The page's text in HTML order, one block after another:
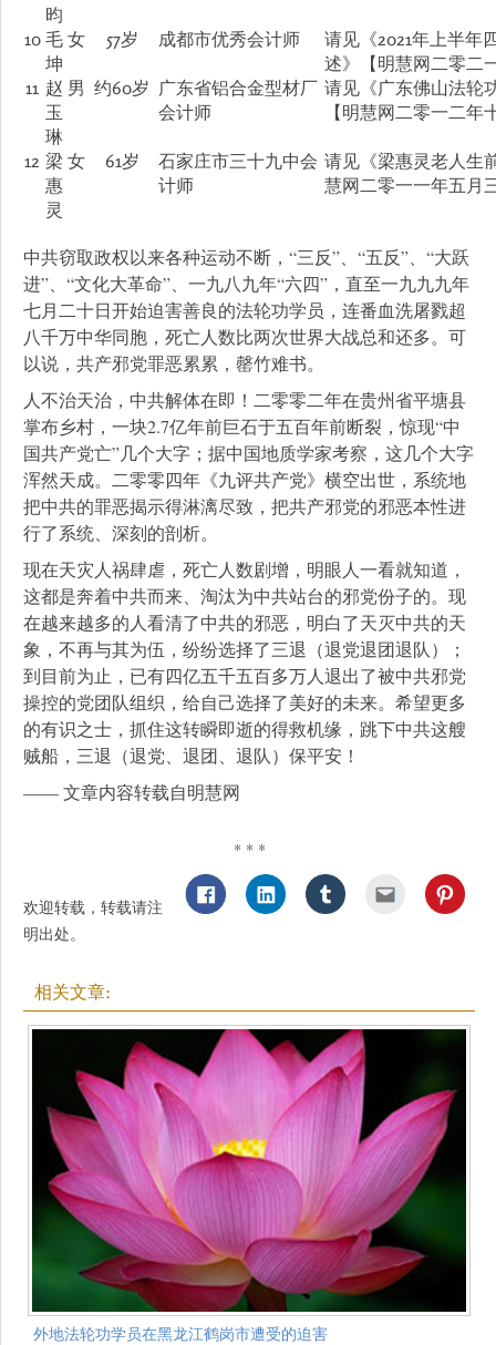
昀
10 毛
坤
女 57岁 成都市优秀会计师
请见《2021年上半年
述》【明慧网二零二
11 赵
玉
琳
男 约60岁 广东省铝合金型材厂
会计师
请见《广东佛山法轮
【明慧网二零一二年
12 梁
惠
灵
女 61岁
石家庄市三十九中会
计师
请见《梁惠灵老人生
慧网二零一一年五月
中共窃取政权以来各种运动不断，“三反”、“五反”、“大跃
进”、“文化大革命”、一九八九年“六四”，直至一九九九年
七月二十日开始迫害善良的法轮功学员，连番血洗屠戮超
八千万中华同胞，死亡人数比两次世界大战总和还多。可
以说，共产邪党罪恶累累，罄竹难书。
人不治天治，中共解体在即！二零零二年在贵州省平塘县
掌布乡村，一块2.7亿年前巨石于五百年前断裂，惊现“中
国共产党亡”几个大字；据中国地质学家考察，这几个大字
浑然天成。二零零四年《九评共产党》横空出世，系统地
把中共的罪恶揭示得淋漓尽致，把共产邪党的邪恶本性进
行了系统、深刻的剖析。
现在天灾人祸肆虐，死亡人数剧增，明眼人一看就知道，
这都是奔着中共而来、淘汰为中共站台的邪党份子的。现
在越来越多的人看清了中共的邪恶，明白了天灭中共的天
象，不再与其为伍，纷纷选择了三退（退党退团退队）；
到目前为止，已有四亿五千五百多万人退出了被中共邪党
操控的党团队组织，给自己选择了美好的未来。希望更多
的有识之士，抓住这转瞬即逝的得救机缘，跳下中共这艘
贼船，三退（退党、退团、退队）保平安！
—— 文章内容转载自明慧网
* * *
欢迎转载，转载请注
明出处。
相关文章:
外地法轮功学员在黑龙江鹤岗市遭受的迫害